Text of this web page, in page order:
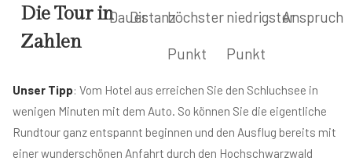
Die Tour in
Zahlen
DauerDistanzhöchster
Punkt
niedrigster
Punkt
Anspruch
Unser Tipp: Vom Hotel aus erreichen Sie den Schluchsee in
wenigen Minuten mit dem Auto. So können Sie die eigentliche
Rundtour ganz entspannt beginnen und den Ausflug bereits mit
einer wunderschönen Anfahrt durch den Hochschwarzwald